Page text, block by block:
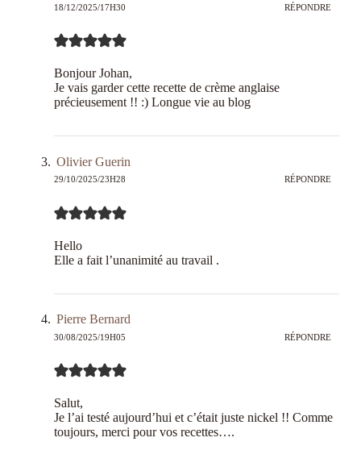
18/12/2025/17H30 RÉPONDRE
Bonjour Johan,
Je vais garder cette recette de crème anglaise
précieusement !! :) Longue vie au blog
Olivier Guerin
29/10/2025/23H28 RÉPONDRE
Hello
Elle a fait l’unanimité au travail .
Pierre Bernard
30/08/2025/19H05 RÉPONDRE
Salut,
Je l’ai testé aujourd’hui et c’était juste nickel !! Comme
toujours, merci pour vos recettes….